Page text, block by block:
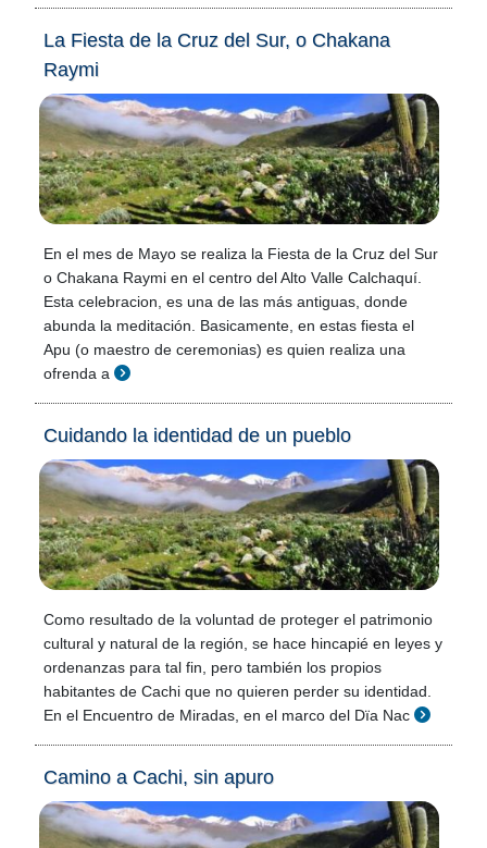
La Fiesta de la Cruz del Sur, o Chakana
Raymi
En el mes de Mayo se realiza la Fiesta de la Cruz del Sur
o Chakana Raymi en el centro del Alto Valle Calchaquí.
Esta celebracion, es una de las más antiguas, donde
abunda la meditación. Basicamente, en estas fiesta el
Apu (o maestro de ceremonias) es quien realiza una
ofrenda a
Cuidando la identidad de un pueblo
Como resultado de la voluntad de proteger el patrimonio
cultural y natural de la región, se hace hincapié en leyes y
ordenanzas para tal fin, pero también los propios
habitantes de Cachi que no quieren perder su identidad.
En el Encuentro de Miradas, en el marco del Dïa Nac
Camino a Cachi, sin apuro